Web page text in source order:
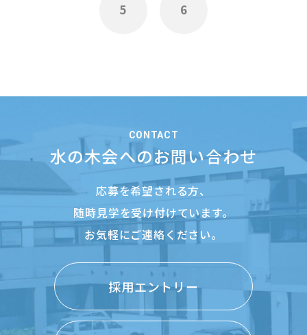
5 6
CONTACT
水の木会へのお問い合わせ
応募を希望される方、
随時見学を受け付けています。
お気軽にご連絡ください。
採用エントリー